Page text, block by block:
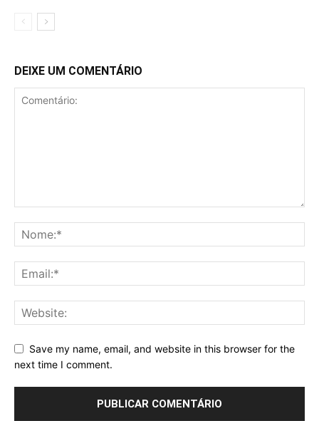
DEIXE UM COMENTÁRIO
Save my name, email, and website in this browser for the
next time I comment.